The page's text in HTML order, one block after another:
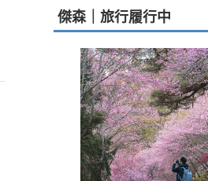
傑森｜旅行履行中